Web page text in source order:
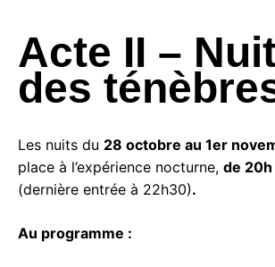
Acte II –
des
Les nuits du 28 octobre au 1er
place à l’expérience nocturne, de
(dernière entrée à 22h30).
Au programme :